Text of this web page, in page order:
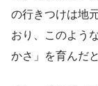
の行きつけは地
おり、このよう
かさ」を育んだ